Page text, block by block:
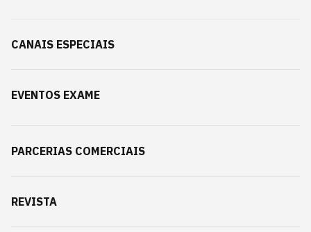
CANAIS ESPECIAIS
EVENTOS EXAME
PARCERIAS COMERCIAIS
REVISTA